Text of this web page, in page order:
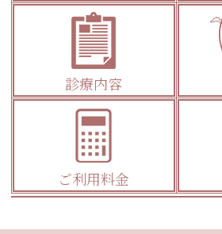
診療内容
ご利用料金